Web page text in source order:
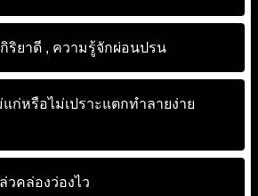
กิริยาดี , ความรู้จักผ่อนปรน
ก่หรือไม่เปราะแตกทำลายง่าย
วคล่องว่องไว